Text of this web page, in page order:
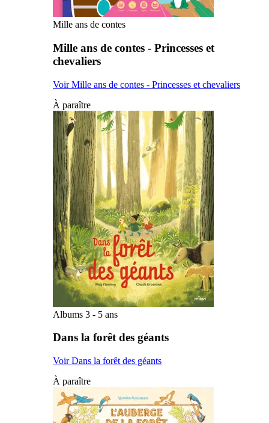
Mille ans de contes
Mille ans de contes - Princesses et
chevaliers
Voir Mille ans de contes - Princesses et chevaliers
À paraître
Albums 3 - 5 ans
Dans la forêt des géants
Voir Dans la forêt des géants
À paraître